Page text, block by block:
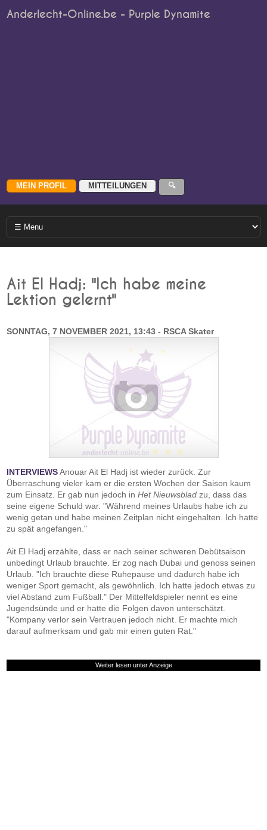
Anderlecht-Online.be - Purple Dynamite
Ait El Hadj: "Ich habe meine
Lektion gelernt"
SONNTAG, 7 NOVEMBER 2021, 13:43 - RSCA Skater
INTERVIEWSAnouar Ait El Hadj ist wieder zurück. Zur
Überraschung vieler kam er die ersten Wochen der Saison kaum
zum Einsatz. Er gab nun jedoch inHet Nieuwsblad zu, dass das
seine eigene Schuld war. "Während meines Urlaubs habe ich zu
wenig getan und habe meinen Zeitplan nicht eingehalten. Ich hatte
zu spät angefangen."
Ait El Hadj erzählte, dass er nach seiner schweren Debütsaison
unbedingt Urlaub brauchte. Er zog nach Dubai und genoss seinen
Urlaub. "Ich brauchte diese Ruhepause und dadurch habe ich
weniger Sport gemacht, als gewöhnlich. Ich hatte jedoch etwas zu
viel Abstand zum Fußball." Der Mittelfeldspieler nennt es eine
Jugendsünde und er hatte die Folgen davon unterschätzt.
"Kompany verlor sein Vertrauen jedoch nicht. Er machte mich
darauf aufmerksam und gab mir einen guten Rat."
Weiter lesen unter Anzeige